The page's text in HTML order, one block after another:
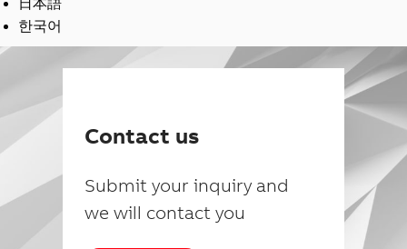
日本語
한국어
Contact us
Submit your inquiry and
we will contact you